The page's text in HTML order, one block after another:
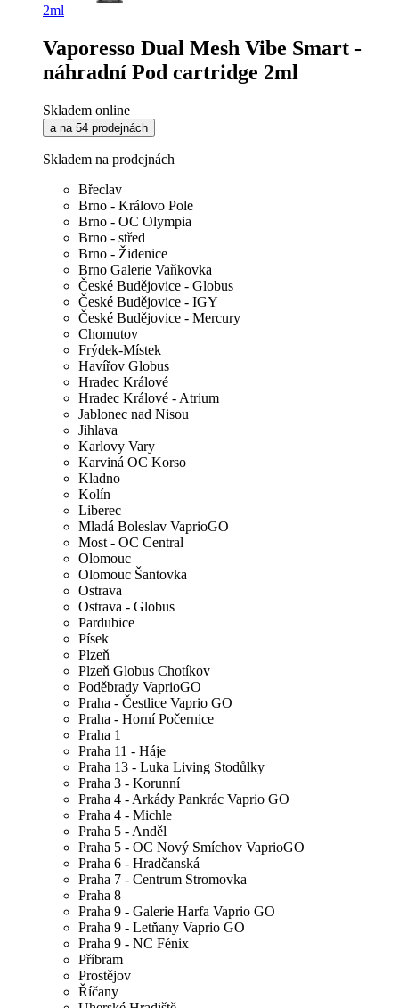
2ml
Vaporesso Dual Mesh Vibe Smart -
náhradní Pod cartridge 2ml
Skladem online
a na 54 prodejnách
Skladem na prodejnách
Břeclav
Brno - Královo Pole
Brno - OC Olympia
Brno - střed
Brno - Židenice
Brno Galerie Vaňkovka
České Budějovice - Globus
České Budějovice - IGY
České Budějovice - Mercury
Chomutov
Frýdek-Místek
Havířov Globus
Hradec Králové
Hradec Králové - Atrium
Jablonec nad Nisou
Jihlava
Karlovy Vary
Karviná OC Korso
Kladno
Kolín
Liberec
Mladá Boleslav VaprioGO
Most - OC Central
Olomouc
Olomouc Šantovka
Ostrava
Ostrava - Globus
Pardubice
Písek
Plzeň
Plzeň Globus Chotíkov
Poděbrady VaprioGO
Praha - Čestlice Vaprio GO
Praha - Horní Počernice
Praha 1
Praha 11 - Háje
Praha 13 - Luka Living Stodůlky
Praha 3 - Korunní
Praha 4 - Arkády Pankrác Vaprio GO
Praha 4 - Michle
Praha 5 - Anděl
Praha 5 - OC Nový Smíchov VaprioGO
Praha 6 - Hradčanská
Praha 7 - Centrum Stromovka
Praha 8
Praha 9 - Galerie Harfa Vaprio GO
Praha 9 - Letňany Vaprio GO
Praha 9 - NC Fénix
Příbram
Prostějov
Říčany